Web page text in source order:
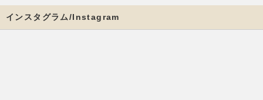
インスタグラム/Instagram